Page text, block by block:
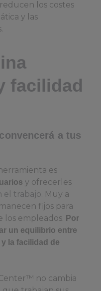
los costes
y las
facilidad
a tus
es
y ofrecerles
el trabajo. Muy a
fijos para
los empleados. Por
un equilibrio entre
la facilidad de
no cambia